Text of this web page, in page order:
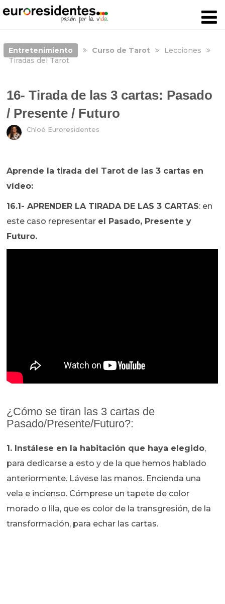
Entretenimiento Curso de Tarot
Lecciones
Tiradas del Tarot
16- Tirada de las 3 cartas: Pasado
/ Presente / Futuro
Chloé Euroresidentes
Aprende la tirada del Tarot de las 3 cartas en
vídeo:
16.1- APRENDER LA TIRADA DE LAS 3 CARTAS: en
este caso representar el Pasado, Presente y
Futuro.
¿Cómo se tiran las 3 cartas de
Pasado/Presente/Futuro?:
1. Instálese en la habitación que haya elegido,
para dedicarse a esto y de la que hemos hablado
anteriormente. Lávese las manos. Encienda una
vela e incienso. Cómprese un tapete de color
morado o lila, que es color de la transgresión, de la
transformación, para echar las cartas.